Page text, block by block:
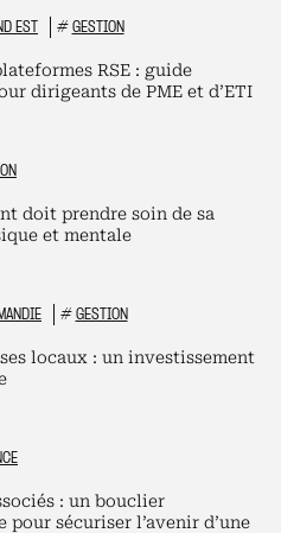
EST # GESTION
RSE : guide
dirigeants de PME et d’ETI
doit prendre soin de sa
et mentale
# GESTION
locaux : un investissement
: un bouclier
pour sécuriser l’avenir d’une